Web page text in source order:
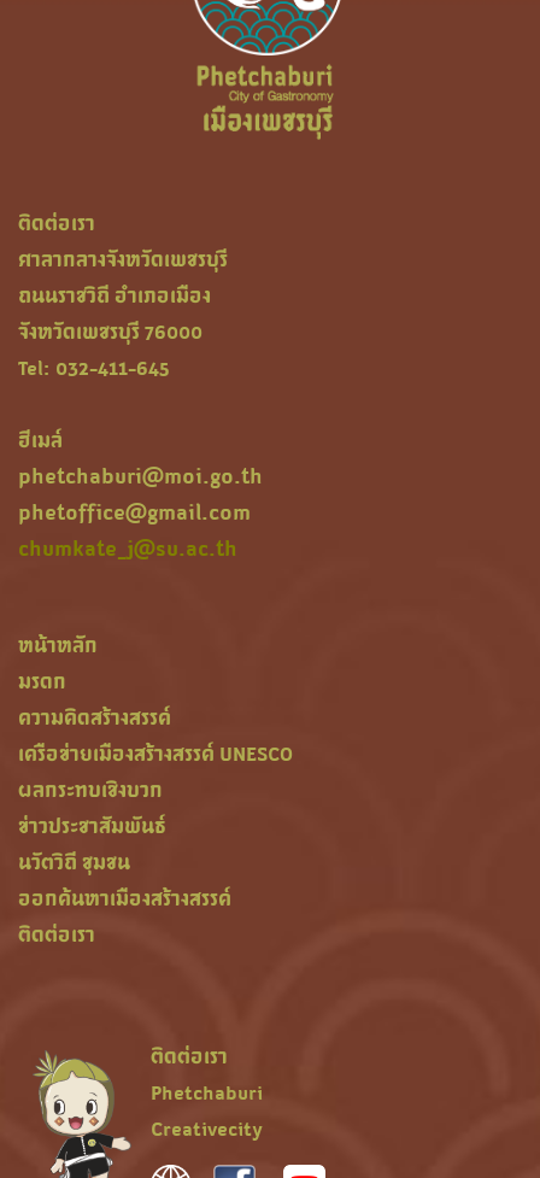
ติดต่อเรา
ศาลากลางจังหวัดเพชรบุรี
ถนนราชวิถี อำเภอเมือง
จังหวัดเพชรบุรี 76000
Tel: 032-411-645
ฮีเมล์
phetchaburi@moi.go.th
phetoffice@gmail.com
chumkate_j@su.ac.th
หน้าหลัก
มรดก
ความคิดสร้างสรรค์
เครือข่ายเมืองสร้างสรรค์ UNESCO
ผลกระทบเชิงบวก
ข่าวประชาสัมพันธ์
นวัตวิถี ชุมชน
ออกค้นหาเมืองสร้างสรรค์
ติดต่อเรา
ติดต่อเรา
Phetchaburi
Creativecity